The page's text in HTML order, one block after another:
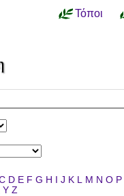
Τόποι
D E F G H I J K L M N O P
Y Z